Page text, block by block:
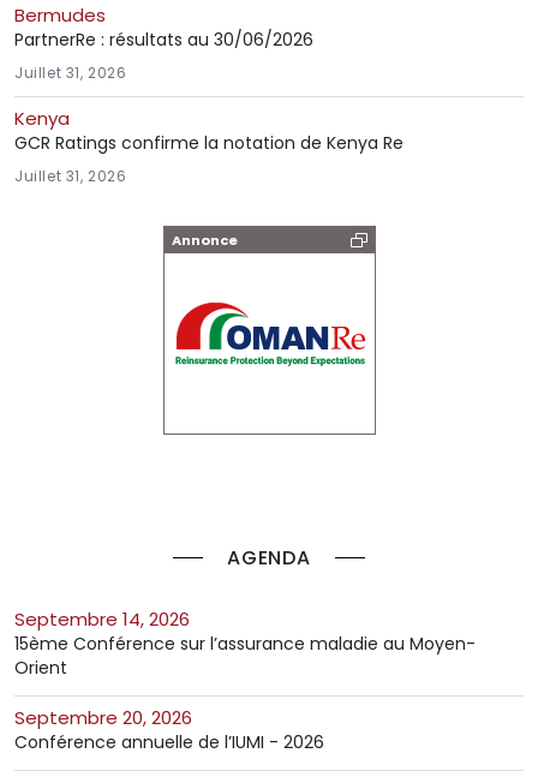
Annonce
AGENDA
septembre 14, 2026
15ème Conférence sur l’assurance maladie au Moyen-
Orient
septembre 20, 2026
Conférence annuelle de l’IUMI - 2026
Bermudes
PartnerRe : résultats au 30/06/2026
Juillet 31, 2026
Kenya
GCR Ratings confirme la notation de Kenya Re
Juillet 31, 2026